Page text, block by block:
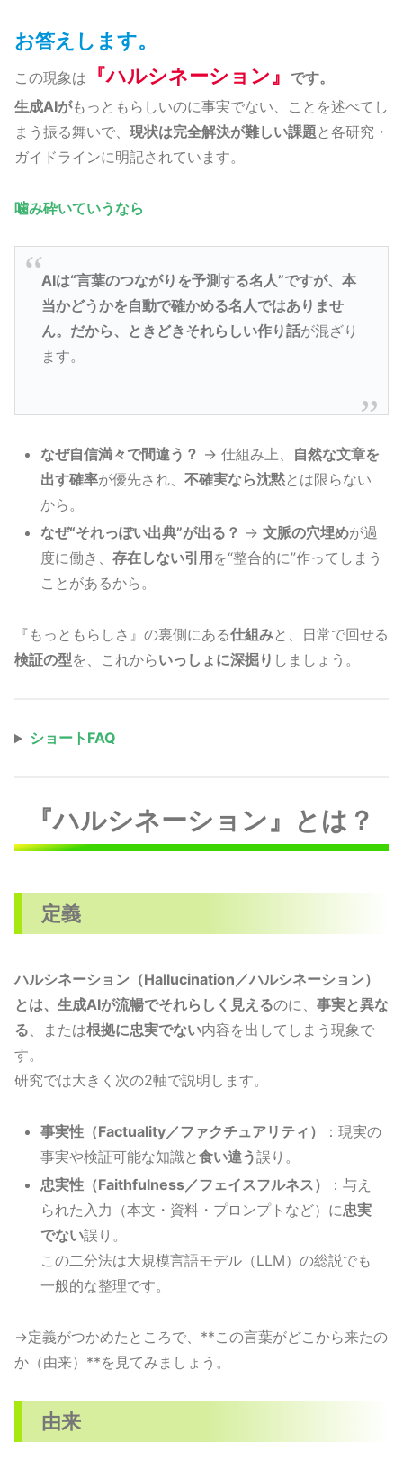
お答えします。
この現象は 『ハルシネーション』 です。
生成AIがもっともらしいのに事実でない、ことを述べてし
まう振る舞いで、 現状は完全解決が難しい課題 と各研究・
ガイドラインに明記されています。
噛み砕いていうなら
AIは“言葉のつながりを予測する名人”ですが、本
当かどうかを自動で確かめる名人ではありませ
ん。だから、ときどきそれらしい作り話が混ざり
ます。
なぜ自信満々で間違う？ → 仕組み上、 自然な文章を
出す確率が優先され、不確実なら沈黙とは限らない
から。
なぜ“それっぽい出典”が出る？ →文脈の穴埋めが過
度に働き、存在しない引用を“整合的に”作ってしまう
ことがあるから。
『もっともらしさ』の裏側にある仕組みと、日常で回せる
検証の型を、これからいっしょに深掘り しましょう。
ショートFAQ
『ハルシネーション』とは？
定義
ハルシネーション（Hallucination／ハルシネーション）
とは、生成AIが流暢でそれらしく見えるのに、 事実と異な
る、または根拠に忠実でない内容を出してしまう現象で
す。
研究では大きく次の2軸で説明します。
事実性（Factuality／ファクチュアリティ）
：現実の
事実や検証可能な知識と食い違う誤り。
忠実性（Faithfulness／フェイスフルネス）
：与え
られた入力（本文・資料・プロンプトなど）に忠実
でない誤り。
この二分法は大規模言語モデル（LLM）の総説でも
一般的な整理です。
→定義がつかめたところで、**この言葉がどこから来たの
か（由来）**を見てみましょう。
由来